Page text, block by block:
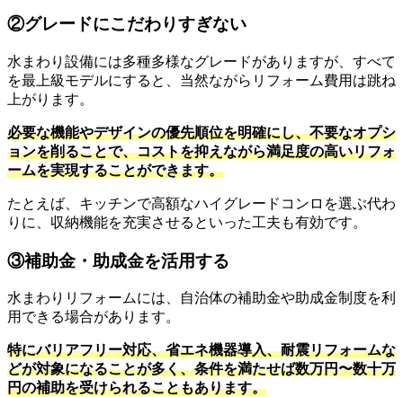
②グレードにこだわりすぎない
水まわり設備には多種多様なグレードがありますが、すべて
を最上級モデルにすると、当然ながらリフォーム費用は跳ね
上がります。
必要な機能やデザインの優先順位を明確にし、不要なオプシ
ョンを削ることで、コストを抑えながら満足度の高いリフォ
ームを実現することができます。
たとえば、キッチンで高額なハイグレードコンロを選ぶ代わ
りに、収納機能を充実させるといった工夫も有効です。
③補助金・助成金を活用する
水まわりリフォームには、自治体の補助金や助成金制度を利
用できる場合があります。
特にバリアフリー対応、省エネ機器導入、耐震リフォームな
どが対象になることが多く、条件を満たせば数万円〜数十万
円の補助を受けられることもあります。